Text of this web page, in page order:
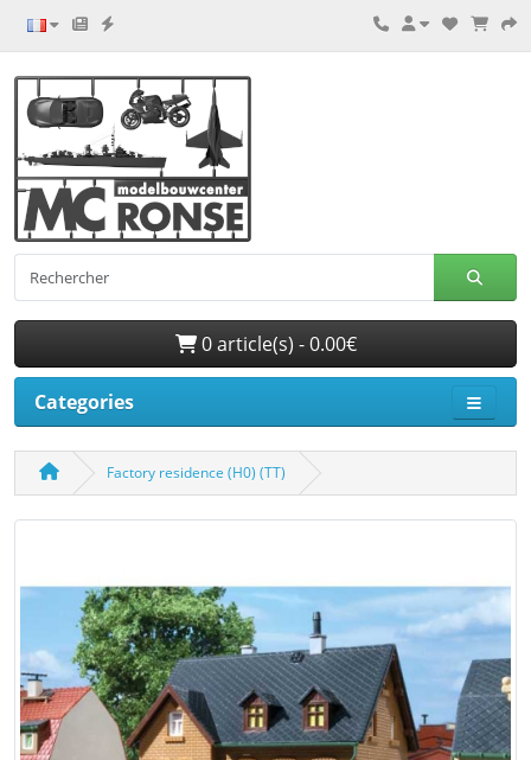
0 article(s) - 0.00€
Categories
Factory residence (H0) (TT)